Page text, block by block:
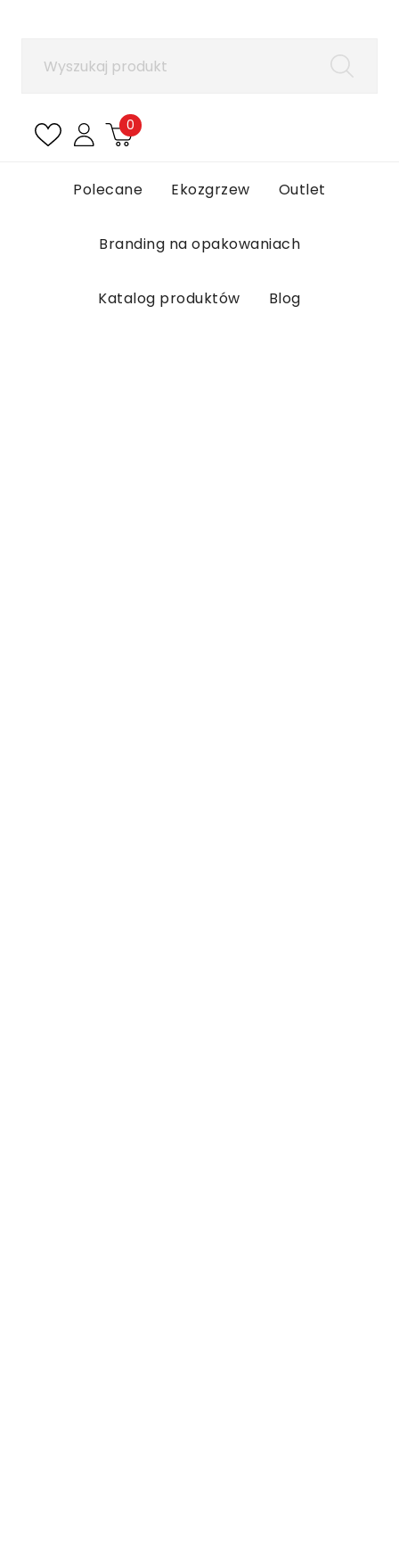
0
Polecane Ekozgrzew Outlet
Branding na opakowaniach
Katalog produktów Blog
Aby zapisać produkty na liście ulubionych, musisz
Anuluj Zaloguj się